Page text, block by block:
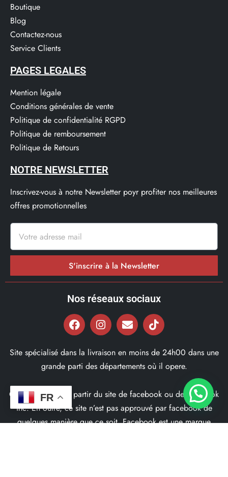
Boutique
Blog
Contactez-nous
Service Clients​
PAGES LEGALES
Mention légale
Conditions générales de vente
Politique de confidentialité RGPD
Politique de remboursement
Politique de Retours
NOTRE NEWSLETTER
Inscrivez-vous à notre Newsletter poyr profiter nos meilleures
offres promotionnelles
S'inscrire à la Newsletter
Nos réseaux sociaux
Site spécialisé dans la livraison en moins de 24h00 dans une
grande parti des départements où il opere.
Ce site ne fait pas partir du site de facebook ou de facebook
inc. En outre, ce site n’est pas approuvé par facebook de
quelques manière que ce soit. Facebook est une marque
FR